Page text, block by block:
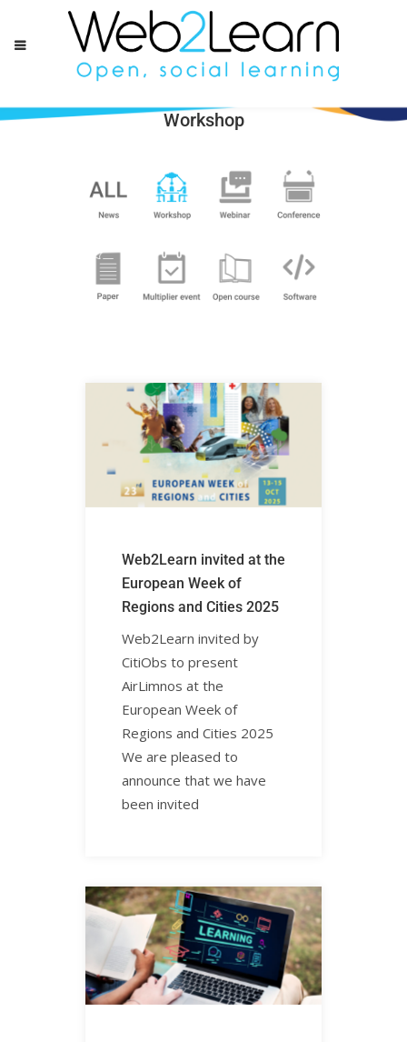
Workshop
Web2Learn invited at the
European Week of
Regions and Cities 2025
Web2Learn invited by
CitiObs to present
AirLimnos at the
European Week of
Regions and Cities 2025
We are pleased to
announce that we have
been invited